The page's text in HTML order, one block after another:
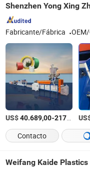
Shenzhen Yong Xing
Fabricante/Fábrica
US$40.689,00-217.392,00
Contacto
Weifang Kaide